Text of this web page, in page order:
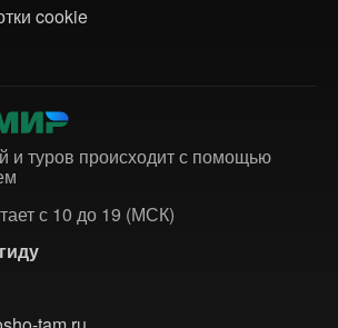
cookie
и туров происходит с помощью
с 10 до 19 (МСК)